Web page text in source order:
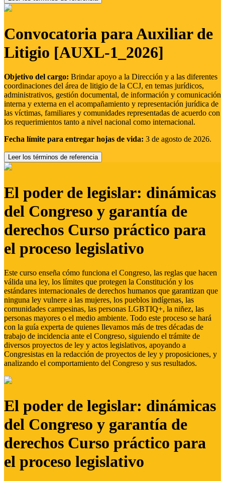
Convocatoria para Auxiliar de
Litigio [AUXL-1_2026]
Objetivo del cargo: Brindar apoyo a la Dirección y a las diferentes
coordinaciones del área de litigio de la CCJ, en temas jurídicos,
administrativos, gestión documental, de información y comunicación
interna y externa en el acompañamiento y representación jurídica de
las víctimas, familiares y comunidades representadas de acuerdo con
los requerimientos tanto a nivel nacional como internacional.
Fecha límite para entregar hojas de vida: 3 de agosto de 2026.
Leer los términos de referencia
El poder de legislar: dinámicas
del Congreso y garantía de
derechos Curso práctico para
el proceso legislativo
Este curso enseña cómo funciona el Congreso, las reglas que hacen
válida una ley, los límites que protegen la Constitución y los
estándares internacionales de derechos humanos que garantizan que
ninguna ley vulnere a las mujeres, los pueblos indígenas, las
comunidades campesinas, las personas LGBTIQ+, la niñez, las
personas mayores o el medio ambiente. Todo este proceso se hará
con la guía experta de quienes llevamos más de tres décadas de
trabajo de incidencia ante el Congreso, siguiendo el trámite de
diversos proyectos de ley y actos legislativos, apoyando a
Congresistas en la redacción de proyectos de ley y proposiciones, y
analizando el comportamiento del Congreso y sus resultados.
El poder de legislar: dinámicas
del Congreso y garantía de
derechos Curso práctico para
el proceso legislativo